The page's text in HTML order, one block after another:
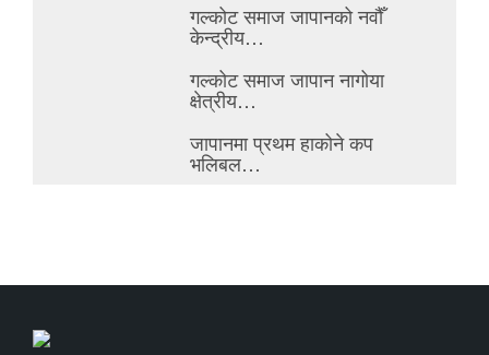
गल्कोट समाज जापानको नवौँ
केन्द्रीय…
गल्कोट समाज जापान नागोया
क्षेत्रीय…
जापानमा प्रथम हाकोने कप
भलिबल…